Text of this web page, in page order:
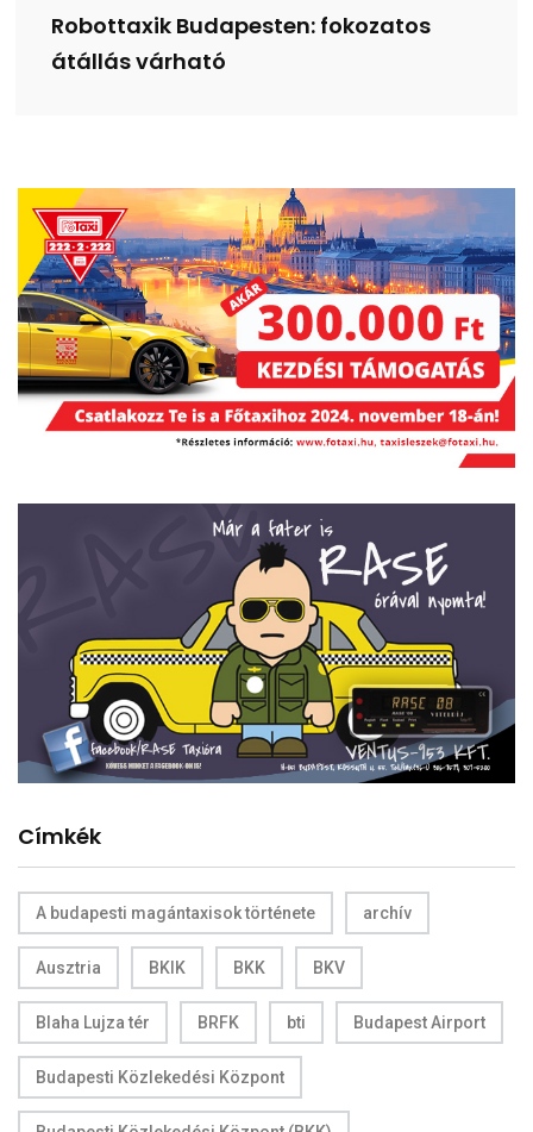
Robottaxik Budapesten: fokozatos
átállás várható
Címkék
A budapesti magántaxisok története archív
Ausztria BKIK BKK BKV
Blaha Lujza tér BRFK bti Budapest Airport
Budapesti Közlekedési Központ